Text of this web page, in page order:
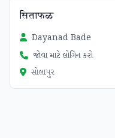
सिताफळ
Dayanad Bade
જોવા માટે લોગિન કરો
સોલાપુર